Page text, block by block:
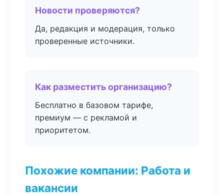
Новости проверяются?
Да, редакция и модерация, только
проверенные источники.
Как разместить организацию?
Бесплатно в базовом тарифе,
премиум — с рекламой и
приоритетом.
Похожие компании: Работа и
вакансии